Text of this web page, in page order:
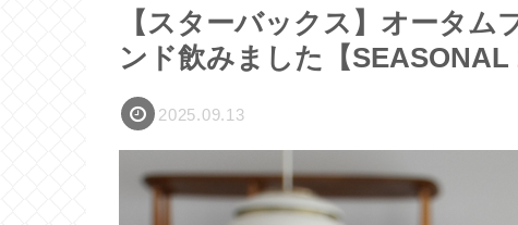
【スターバックス】オータ
ンド飲みました【SEASONAL
2025.09.13